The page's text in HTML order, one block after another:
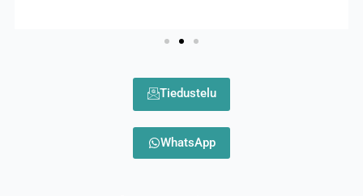
Tiedustelu
WhatsApp